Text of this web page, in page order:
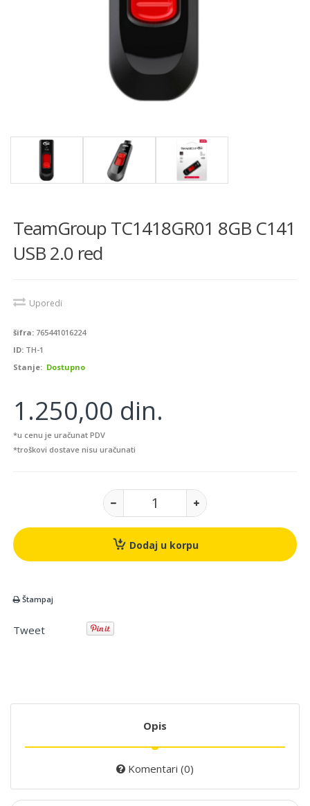
TeamGroup TC1418GR01 8GB C141
USB 2.0 red
Uporedi
šifra: 765441016224
ID: TH-1
Stanje: Dostupno
1.250,00 din.
*u cenu je uračunat PDV
*troškovi dostave nisu uračunati
Dodaj u korpu
Štampaj
Tweet
Opis
Komentari (0)